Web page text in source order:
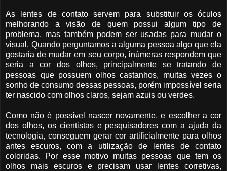
As lentes de contato servem para substituir os óculos
melhorando a visão de quem possui algum tipo de
problema, mas também podem ser usadas para mudar o
visual. Quando perguntamos a alguma pessoa algo que ela
gostaria de mudar em seu corpo, inúmeras respondem que
seria a cor dos olhos, principalmente se tratando de
pessoas que possuem olhos castanhos, muitas vezes o
sonho de consumo dessas pessoas, porém impossível seria
ter nascido com olhos claros, sejam azuis ou verdes.
Como não é possível nascer novamente, e escolher a cor
dos olhos, os cientistas e pesquisadores com a ajuda da
tecnologia, conseguem gerar cor artificialmente para olhos
antes escuros, com a utilização de lentes de contato
coloridas. Por esse motivo muitas pessoas que tem os
olhos mais escuros e precisam usar lentes corretivas,